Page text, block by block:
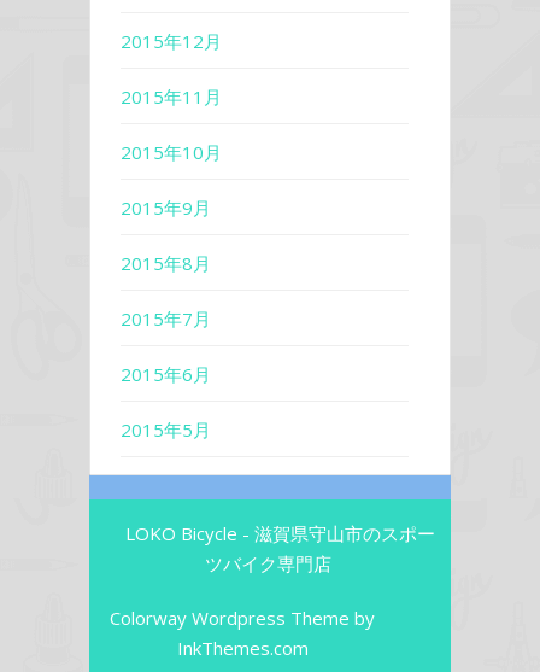
2015年12月
2015年11月
2015年10月
2015年9月
2015年8月
2015年7月
2015年6月
2015年5月
LOKO Bicycle - 滋賀県守山市のスポー
ツバイク専門店
Colorway Wordpress Theme by
InkThemes.com